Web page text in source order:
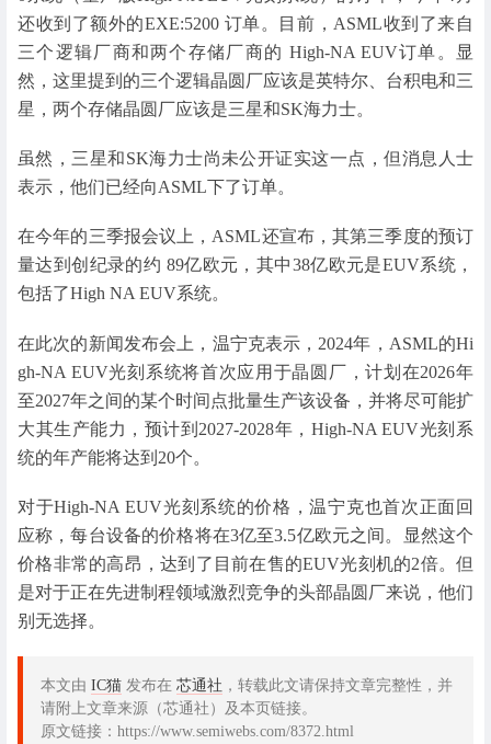
还收到了额外的EXE:5200 订单。目前，ASML收到了来自
三个逻辑厂商和两个存储厂商的 High-NA EUV订单。显
然，这里提到的三个逻辑晶圆厂应该是英特尔、台积电和三
星，两个存储晶圆厂应该是三星和SK海力士。
虽然，三星和SK海力士尚未公开证实这一点，但消息人士
表示，他们已经向ASML下了订单。
在今年的三季报会议上，ASML还宣布，其第三季度的预订
量达到创纪录的约 89亿欧元，其中38亿欧元是EUV系统，
包括了High NA EUV系统。
在此次的新闻发布会上，温宁克表示，2024年，ASML的Hi
gh-NA EUV光刻系统将首次应用于晶圆厂，计划在2026年
至2027年之间的某个时间点批量生产该设备，并将尽可能扩
大其生产能力，预计到2027-2028年，High-NA EUV光刻系
统的年产能将达到20个。
对于High-NA EUV光刻系统的价格，温宁克也首次正面回
应称，每台设备的价格将在3亿至3.5亿欧元之间。显然这个
价格非常的高昂，达到了目前在售的EUV光刻机的2倍。但
是对于正在先进制程领域激烈竞争的头部晶圆厂来说，他们
别无选择。
本文由 IC猫 发布在 芯通社 ，转载此文请保持文章完整性，并
请附上文章来源（芯通社）及本页链接。
原文链接：https://www.semiwebs.com/8372.html